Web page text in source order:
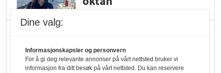
endring: Stadig større
serveringstilbud
Dine valg:
Informasjonskapsler og personvern
For å gi deg relevante annonser på vårt nettsted bruker vi
informasjon fra ditt besøk på vårt nettsted. Du kan reservere